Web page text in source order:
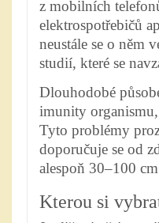
z mobilních
elektrospotřebičů
neustále se o něm
studií, které se
Dlouhodobé
imunity
Tyto problémy
doporučuje se od
alespoň 30–100
Kterou si